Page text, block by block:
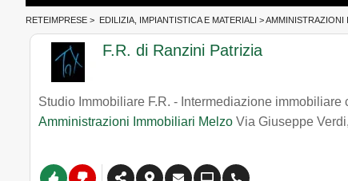
RETEIMPRESE > EDILIZIA, IMPIANTISTICA E MATERIALI >AMMINISTRAZIONI
F.R. di Ranzini Patrizia
Studio Immobiliare F.R. - Intermediazione
Amministrazioni Immobiliari Melzo Via Giuseppe